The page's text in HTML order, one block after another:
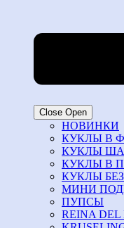
Close Open
НОВИНКИ
КУКЛЫ В
КУКЛЫ
КУКЛЫ В
КУКЛЫ
МИНИ
ПУПСЫ
REINA DEL